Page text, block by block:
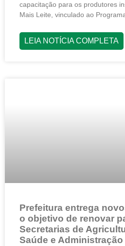
capacitação para os produtores
Mais Leite, vinculado ao
LEIA NOTÍCIA COMPLETA
Prefeitura entrega
o objetivo de renovar
Secretarias de
Saúde e Administração